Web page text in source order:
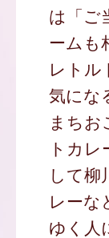
は「ご
ームも
レトル
気にな
まちお
トカ
して柳
レーな
ゆく人